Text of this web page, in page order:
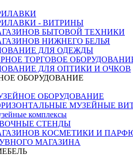
- ВИТРИНЫ
БЫТОВОЙ ТЕХНИКИ
НИЖНЕГО БЕЛЬЯ
ДЛЯ ОДЕЖДЫ
ТОРГОВОЕ
ДЛЯ ОПТИКИ И ОЧКОВ
ОБОРУДОВАНИЕ
ОБОРУДОВАНИЕ
МУЗЕЙНЫЕ
комплексы
СТЕНДЫ
КОСМЕТИКИ И
МАГАЗИНА